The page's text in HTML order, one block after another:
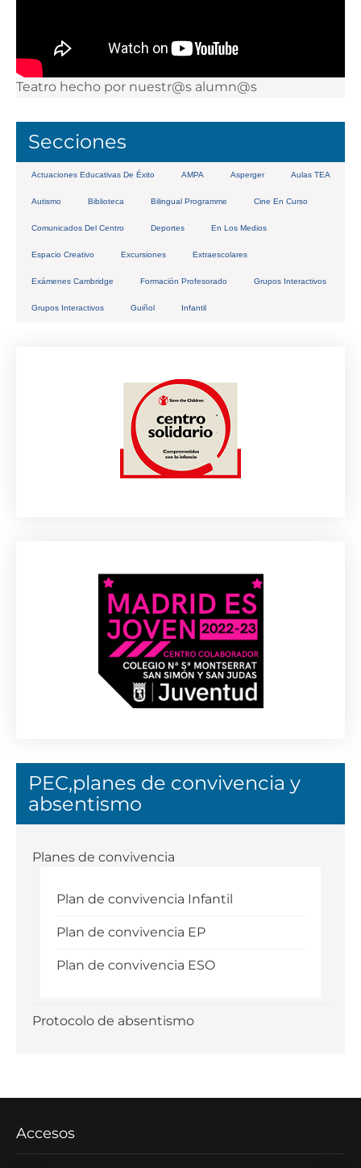
Teatro hecho por nuestr@s alumn@s
Secciones
Actuaciones Educativas De Éxito AMPA Asperger Aulas TEA
Autismo Biblioteca Bilingual Programme Cine En Curso
Comunicados Del Centro Deportes En Los Medios
Espacio Creativo Excursiones Extraescolares
Exámenes Cambridge Formación Profesorado Grupos Interactivos
Grupos Interactivos Guiñol Infantil
PEC,planes de convivencia y
absentismo
Planes de convivencia
Plan de convivencia Infantil
Plan de convivencia EP
Plan de convivencia ESO
Protocolo de absentismo
Accesos